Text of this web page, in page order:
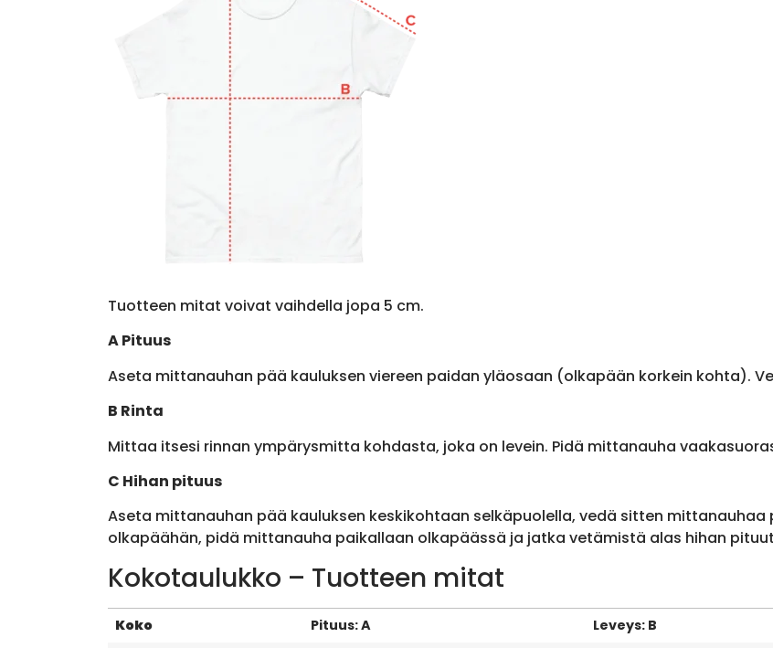
Tuotteen mitat voivat vaihdella jopa 5 cm.
A Pituus
Aseta mittanauhan pää kauluksen viereen paidan yläosaan (olkapään korkein kohta).
B Rinta
Mittaa itsesi rinnan ympärysmitta kohdasta, joka on levein. Pidä mittanauha
C Hihan pituus
Aseta mittanauhan pää kauluksen keskikohtaan selkäpuolella, vedä sitten mittanauhaa
olkapäähän, pidä mittanauha paikallaan olkapäässä ja jatka vetämistä alas hihan
Kokotaulukko – Tuotteen mitat
Koko Pituus: A Leveys: B